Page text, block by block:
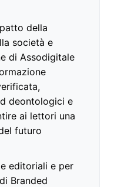
della
società e
di Assodigitale
deontologici e
ai lettori una
futuro
editoriali e per
Branded